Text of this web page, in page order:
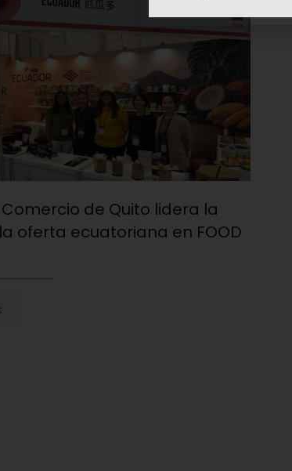
de Quito lidera la
oferta ecuatoriana en FOOD